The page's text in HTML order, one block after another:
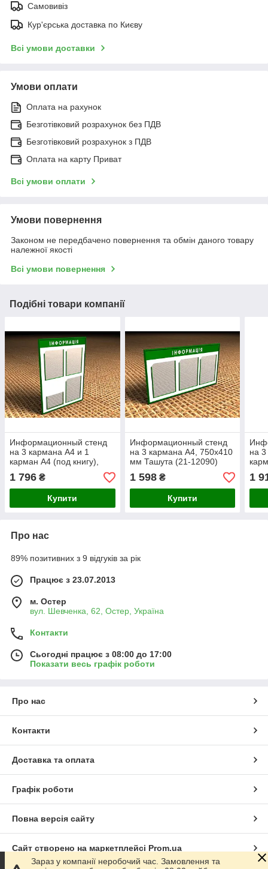
Самовивіз
Кур'єрська доставка по Києву
Всі умови доставки
Умови оплати
Оплата на рахунок
Безготівковий розрахунок без ПДВ
Безготівковий розрахунок з ПДВ
Оплата на карту Приват
Всі умови оплати
Умови повернення
Законом не передбачено повернення та обмін даного товару
належної якості
Всі умови повернення
Подібні товари компанії
Информационный стенд
на 3 кармана А4 и 1
карман А4 (под книгу),
500х740 мм Ташута (21-
12080)
1 796 ₴
Купити
Информационный стенд
на 3 кармана А4, 750х410
мм Ташута (21-12090)
1 598₴
Купити
на
1
Про нас
89% позитивних з 9 відгуків за рік
Працює з 23.07.2013
м. Остер
вул. Шевченка, 62, Остер, Україна
Контакти
Сьогодні працює з 08:00 до 17:00
Показати весь графік роботи
Про нас
Контакти
Доставка та оплата
Графік роботи
Повна версія сайту
Сайт створено на маркетплейсі Prom.ua
Зараз у компанії неробочий час. Замовлення та